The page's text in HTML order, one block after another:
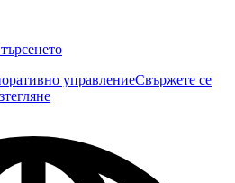
управлениеСвържете се